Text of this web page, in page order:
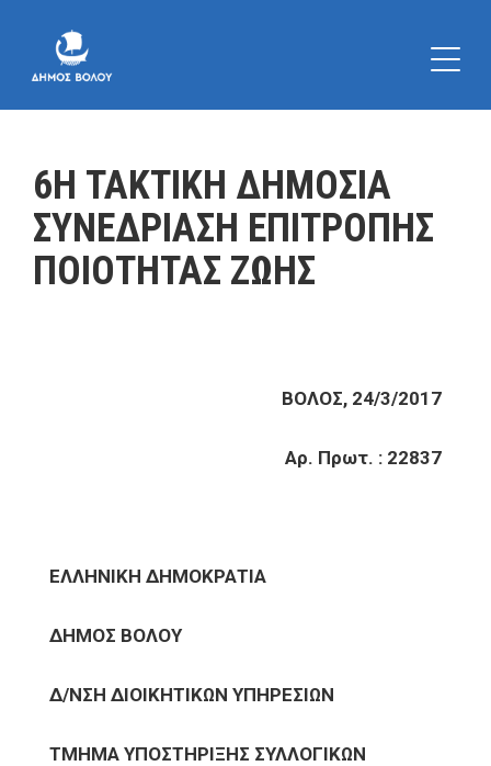
6Η ΤΑΚΤΙΚΗ ΔΗΜΟΣΙΑ
ΣΥΝΕΔΡΙΑΣΗ ΕΠΙΤΡΟΠΗΣ
ΠΟΙΟΤΗΤΑΣ ΖΩΗΣ
ΒΟΛΟΣ, 24/3/2017
Αρ. Πρωτ. : 22837
ΕΛΛΗΝΙΚΗ ΔΗΜΟΚΡΑΤΙΑ
ΔΗΜΟΣ ΒΟΛΟΥ
Δ/ΝΣΗ ΔΙΟΙΚΗΤΙΚΩΝ ΥΠΗΡΕΣΙΩΝ
ΤΜΗΜΑ ΥΠΟΣΤΗΡΙΞΗΣ ΣΥΛΛΟΓΙΚΩΝ